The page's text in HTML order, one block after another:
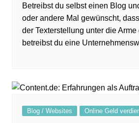
Betreibst du selbst einen Blog
oder andere Mal gewünscht,
der Texterstellung unter die Arme
betreibst du eine
Blog / Websites Online Geld